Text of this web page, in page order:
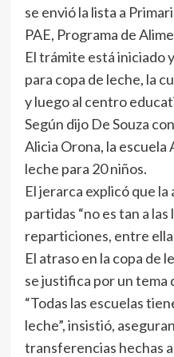
se envió la lista a
PAE, Programa de
El trámite está iniciado
para copa de leche, la
y luego al centro
Según dijo De Souza
Alicia Orona, la
leche para 20 niños.
El jerarca explicó que
partidas “no es tan a las
reparticiones, entre
El atraso en la copa de
se justifica por un tema
“Todas las escuelas
leche”, insistió,
transferencias hechas